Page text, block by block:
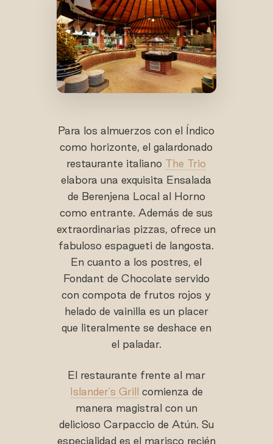
Para los almuerzos con el Índico
como horizonte, el galardonado
restaurante italiano The Trio
elabora una exquisita Ensalada
de Berenjena Local al Horno
como entrante. Además de sus
extraordinarias pizzas, ofrece un
fabuloso espagueti de langosta.
En cuanto a los postres, el
Fondant de Chocolate servido
con compota de frutos rojos y
helado de vainilla es un placer
que literalmente se deshace en
el paladar.
El restaurante frente al mar
Islander's Grill comienza de
manera magistral con un
delicioso Carpaccio de Atún. Su
especialidad es el marisco recién